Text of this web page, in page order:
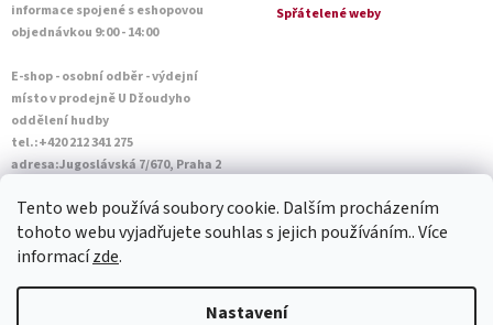
Tento web používá soubory cookie. Dalším procházením
tohoto webu vyjadřujete souhlas s jejich používáním.. Více
informacízde.
Nastavení
informace spojené s eshopovou
objednávkou 9:00 - 14:00
E-shop - osobní odběr - výdejní
místo v prodejně U Džoudyho
oddělení hudby
tel.:+420 212 341 275
adresa:Jugoslávská 7/670, Praha 2
Sobota: 10:00 - 14:45
Spřátelené weby